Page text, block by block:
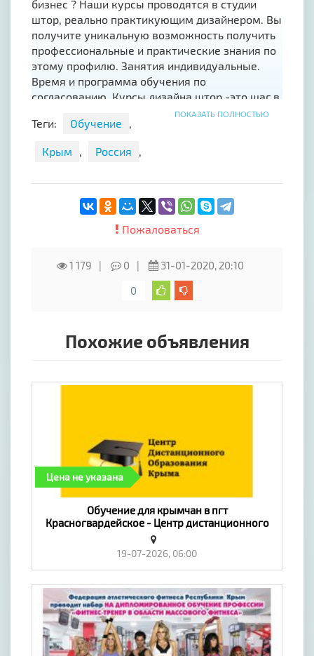
бизнес ? Наши курсы проводятся в студии
штор, реально практикующим дизайнером. Вы
получите уникальную возможность получить
профессиональные и практические знания по
этому профилю. Занятия индивидуальные.
Время и программа обучения по
согласованию. Курсы дизайна штор -это шаг в
ПОКАЗАТЬ ПОЛНОСТЬЮ
Теги: Обучение ,
Крым , Россия ,
Пожаловаться
1 179 0
31-01-2020, 20:10
0
Похожие объявления
Цена не указана
​Обучение для крымчан в пгт
Красногвардейское - Центр дистанционного
образования Крыма. - «Предложение услуг,
Обучение»
19-07-2026, 06:00